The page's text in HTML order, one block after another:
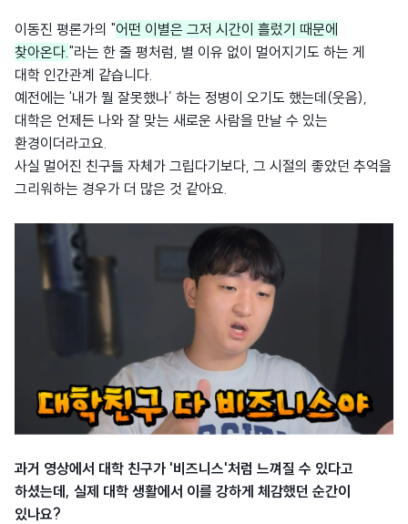
이동진 평론가의 "어떤 이별은 그저 시간이 흘렀기 때문에
찾아온다."라는 한 줄 평처럼, 별 이유 없이 멀어지기도 하는 게
대학 인간관계 같습니다.
예전에는 '내가 뭘 잘못했나’ 하는 정병이 오기도 했는데(웃음),
대학은 언제든 나와 잘 맞는 새로운 사람을 만날 수 있는
환경이더라고요.
사실 멀어진 친구들 자체가 그립다기보다, 그 시절의 좋았던 추억을
그리워하는 경우가 더 많은 것 같아요.
과거 영상에서 대학 친구가 '비즈니스'처럼 느껴질 수 있다고
하셨는데, 실제 대학 생활에서 이를 강하게 체감했던 순간이
있나요?